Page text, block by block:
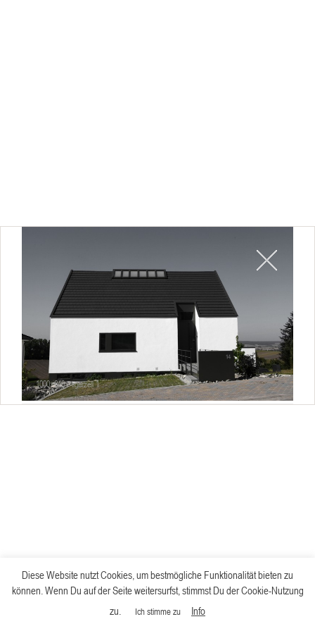
1000×640 Pilgerzell 1
Diese Website nutzt Cookies, um bestmögliche Funktionalität bieten zu
können. Wenn Du auf der Seite weitersurfst, stimmst Du der Cookie-Nutzung
zu.
Ich stimme zu Info